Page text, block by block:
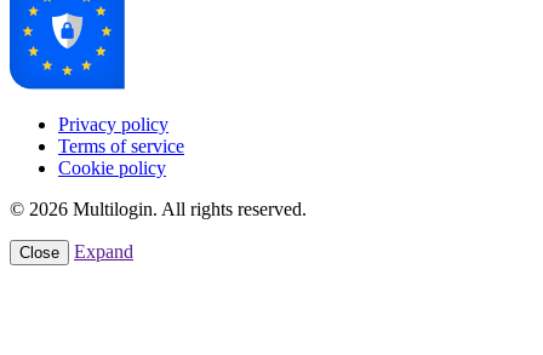
Privacy policy
Terms of service
Cookie policy
© 2026 Multilogin. All rights reserved.
Close Expand